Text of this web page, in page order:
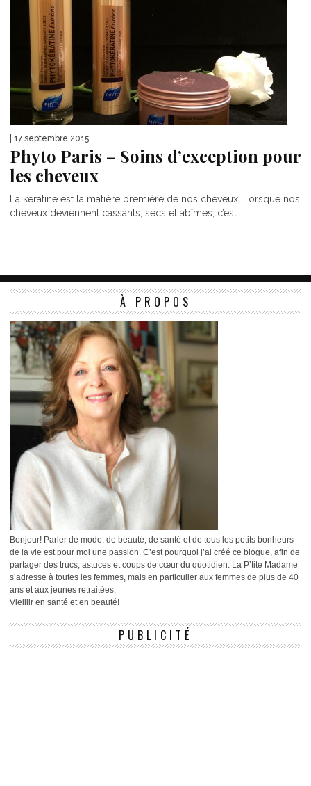
| 17 septembre 2015
Phyto Paris – Soins d’exception pour
les cheveux
La kératine est la matière première de nos cheveux. Lorsque nos
cheveux deviennent cassants, secs et abîmés, c’est...
À PROPOS
Bonjour! Parler de mode, de beauté, de santé et de tous les petits bonheurs
de la vie est pour moi une passion. C’est pourquoi j’ai créé ce blogue, afin de
partager des trucs, astuces et coups de cœur du quotidien. La P’tite Madame
s’adresse à toutes les femmes, mais en particulier aux femmes de plus de 40
ans et aux jeunes retraitées.
Vieillir en santé et en beauté!
PUBLICITÉ